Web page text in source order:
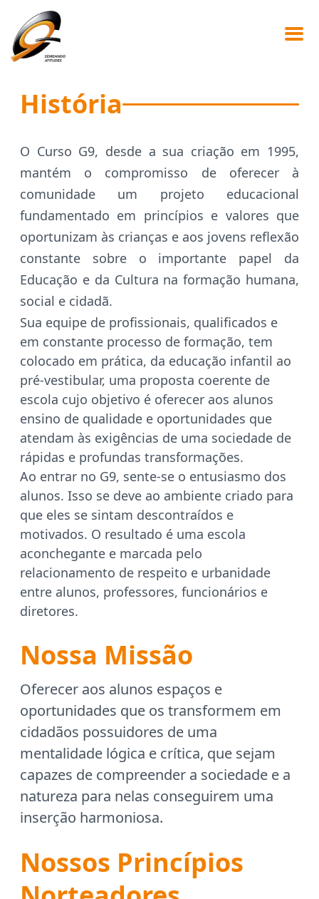
História
O Curso G9, desde a sua criação em 1995,
mantém o compromisso de oferecer à
comunidade um projeto educacional
fundamentado em princípios e valores que
oportunizam às crianças e aos jovens reflexão
constante sobre o importante papel da
Educação e da Cultura na formação humana,
social e cidadã.
Sua equipe de profissionais, qualificados e
em constante processo de formação, tem
colocado em prática, da educação infantil ao
pré-vestibular, uma proposta coerente de
escola cujo objetivo é oferecer aos alunos
ensino de qualidade e oportunidades que
atendam às exigências de uma sociedade de
rápidas e profundas transformações.
Ao entrar no G9, sente-se o entusiasmo dos
alunos. Isso se deve ao ambiente criado para
que eles se sintam descontraídos e
motivados. O resultado é uma escola
aconchegante e marcada pelo
relacionamento de respeito e urbanidade
entre alunos, professores, funcionários e
diretores.
Nossa Missão
Oferecer aos alunos espaços e
oportunidades que os transformem em
cidadãos possuidores de uma
mentalidade lógica e crítica, que sejam
capazes de compreender a sociedade e a
natureza para nelas conseguirem uma
inserção harmoniosa.
Nossos Princípios